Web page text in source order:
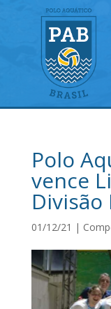
Polo
vence
Divisão
01/12/21 |